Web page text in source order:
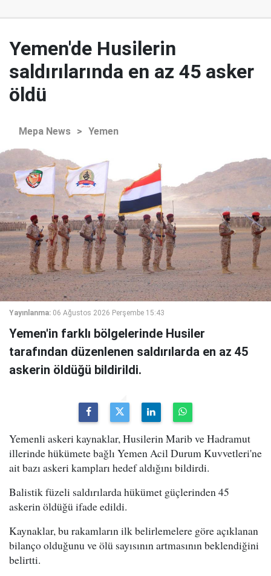
Yemen'de Husilerin
saldırılarında en az 45 asker
öldü
Mepa News > Yemen
Yayınlanma: 06 Ağustos 2026 Perşembe 15:43
Yemen'in farklı bölgelerinde Husiler
tarafından düzenlenen saldırılarda en az 45
askerin öldüğü bildirildi.
Yemenli askeri kaynaklar, Husilerin Marib ve Hadramut
illerinde hükümete bağlı Yemen Acil Durum Kuvvetleri'ne
ait bazı askeri kampları hedef aldığını bildirdi.
Balistik füzeli saldırılarda hükümet güçlerinden 45
askerin öldüğü ifade edildi.
Kaynaklar, bu rakamların ilk belirlemelere göre açıklanan
bilanço olduğunu ve ölü sayısının artmasının beklendiğini
belirtti.